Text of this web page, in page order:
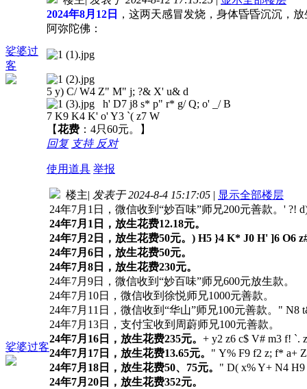
娑婆过
客
2024年8月12日
，这两天感冒发烧，身体昏昏沉沉，
阿弥陀佛：
5 y) C/ W4 Z" M" j; ?& X' u& d
h' D7 j8 s* p" r* g/ Q; o' _/ B
7 K9 K4 K' o' Y3 `( z7 W
【花费 ：4只60元。】
回复 支持 反对
使用道具 举报
娑婆过客
楼主| 发表于 2024-8-4 15:17:05 | 显示全部楼层
24年7月1日，微信收到“妙百味”师兄200元善款。 ' ?!
24年7月1日，放生花费12.18元。
24年7月2日，放生花费50元。 ) H5 }4 K* J0 H' ]6 O6
24年7月6日，放生花费50元。
24年7月8日，放生花费230元。
24年7月9日，微信收到“妙百味”师兄600元放生款。
24年7月10日，微信收到徐悦师兄1000元善款。
24年7月11日，微信收到“华山”师兄100元善款。 " N8
24年7月13日，支付宝收到周蔚师兄100元善款。
24年7月16日，放生花费235元。 + y2 z6 c$ V# m3 f! `. z
24年7月17日，放生花费13.65元。 " Y% F9 f2 z; f* a+ Z
24年7月18日，放生花费50、75元。 " D( x% Y+ N4 H9
24年7月20日，放生花费352元。